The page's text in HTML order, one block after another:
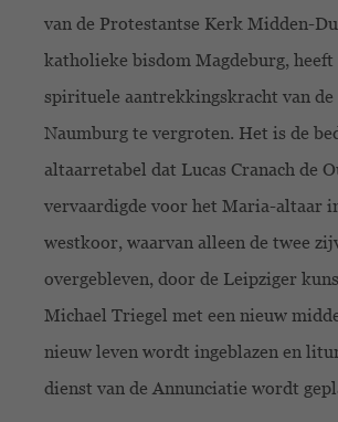
van de Protestantse Kerk Midden-
katholieke bisdom Magdeburg,
spirituele aantrekkingskracht van de
Naumburg te vergroten. Het is de
altaarretabel dat Lucas Cranach de
vervaardigde voor het Maria-altaar
westkoor, waarvan alleen de twee
overgebleven, door de Leipziger
Michael Triegel met een nieuw
nieuw leven wordt ingeblazen en
dienst van de Annunciatie wordt